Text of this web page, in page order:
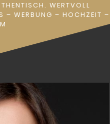
WERTVOLL
– WERBUNG – HOCHZEIT –